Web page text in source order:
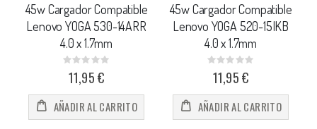
45w Cargador Compatible
Lenovo YOGA 530-14ARR
4.0 x 1.7mm
Rating:
0%11,95 €
AÑADIR AL CARRITO
45w Cargador Compatible
Lenovo YOGA 520-15IKB
4.0 x 1.7mm
Rating:
0%11,95 €
AÑADIR AL CARRITO